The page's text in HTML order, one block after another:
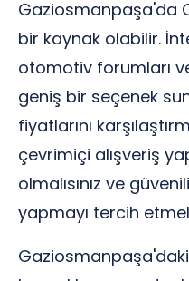
Gaziosmanpaşa'da
bir kaynak olabilir.
otomotiv forumları
geniş bir seçenek
fiyatlarını
çevrimiçi alışveriş
olmalısınız ve
yapmayı tercih